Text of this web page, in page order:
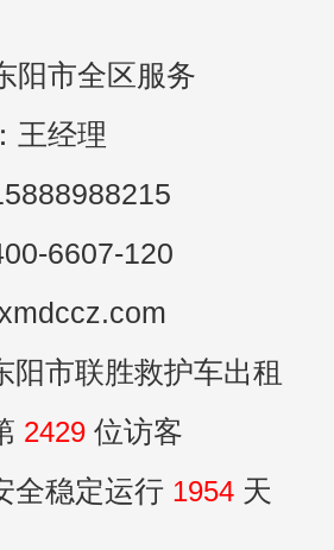
阳市全区服务
王经理
6607-120
阳市联胜救护车出租
2429 位访客
全稳定运行 1954 天